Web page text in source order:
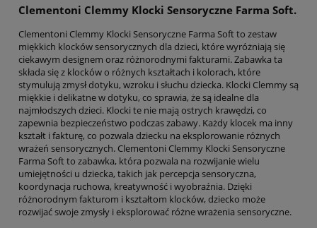
Clementoni Clemmy Klocki Sensoryczne Farma Soft.
Clementoni Clemmy Klocki Sensoryczne Farma Soft to zestaw
miękkich klocków sensorycznych dla dzieci, które wyróżniają się
ciekawym designem oraz różnorodnymi fakturami. Zabawka ta
składa się z klocków o różnych kształtach i kolorach, które
stymulują zmysł dotyku, wzroku i słuchu dziecka. Klocki Clemmy są
miękkie i delikatne w dotyku, co sprawia, że są idealne dla
najmłodszych dzieci. Klocki te nie mają ostrych krawędzi, co
zapewnia bezpieczeństwo podczas zabawy. Każdy klocek ma inny
kształt i fakturę, co pozwala dziecku na eksplorowanie różnych
wrażeń sensorycznych. Clementoni Clemmy Klocki Sensoryczne
Farma Soft to zabawka, która pozwala na rozwijanie wielu
umiejętności u dziecka, takich jak percepcja sensoryczna,
koordynacja ruchowa, kreatywność i wyobraźnia. Dzięki
różnorodnym fakturom i kształtom klocków, dziecko może
rozwijać swoje zmysły i eksplorować różne wrażenia sensoryczne.